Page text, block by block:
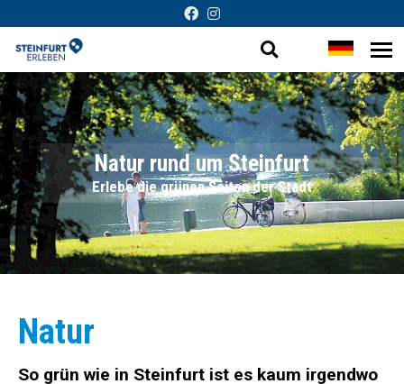
Suche
öffnen
Darstellung
Sprache
Natur rund um Steinfurt
Erlebe die grünen Seiten der Stadt
Natur
So grün wie in Steinfurt ist es kaum irgendwo